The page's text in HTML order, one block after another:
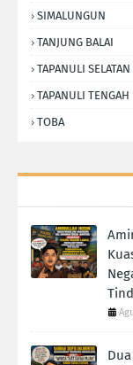
SIMALUNGUN
TANJUNG BALAI
TAPANULI SELATAN
TAPANULI TENGAH
TOBA